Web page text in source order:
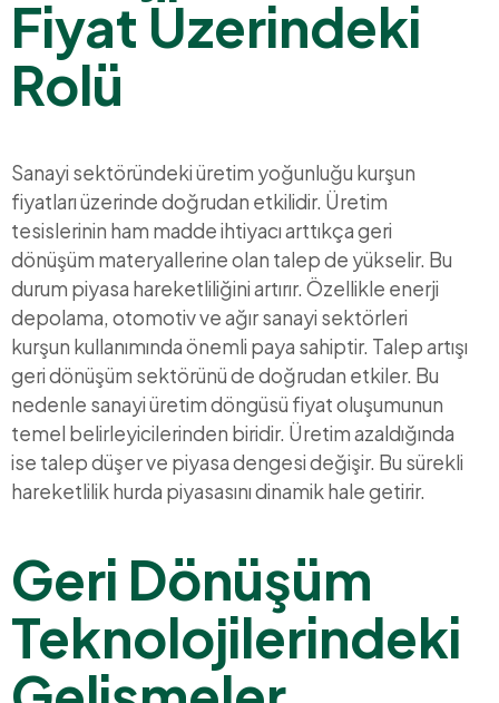
Fiyat Üzerindeki
Rolü
Sanayi sektöründeki üretim yoğunluğu kurşun
fiyatları üzerinde doğrudan etkilidir. Üretim
tesislerinin ham madde ihtiyacı arttıkça geri
dönüşüm materyallerine olan talep de yükselir. Bu
durum piyasa hareketliliğini artırır. Özellikle enerji
depolama, otomotiv ve ağır sanayi sektörleri
kurşun kullanımında önemli paya sahiptir. Talep artışı
geri dönüşüm sektörünü de doğrudan etkiler. Bu
nedenle sanayi üretim döngüsü fiyat oluşumunun
temel belirleyicilerinden biridir. Üretim azaldığında
ise talep düşer ve piyasa dengesi değişir. Bu sürekli
hareketlilik hurda piyasasını dinamik hale getirir.
Geri Dönüşüm
Teknolojilerindeki